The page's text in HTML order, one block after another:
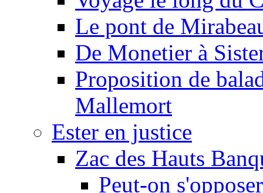
Le pont de
De Monetier à
Proposition de
Mallemort
Ester en justice
Zac des Hauts
Peut-on